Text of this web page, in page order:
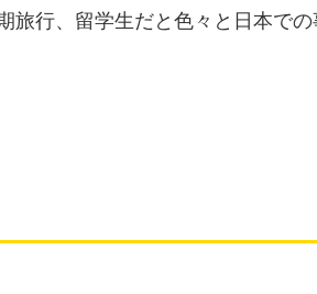
旅行、留学生だと色々と日本で